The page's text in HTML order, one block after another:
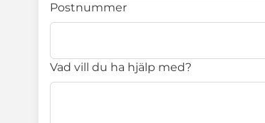
Postnummer
Vad vill du ha hjälp med?